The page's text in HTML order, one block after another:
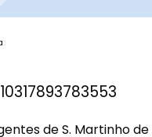
de S. Martinho de